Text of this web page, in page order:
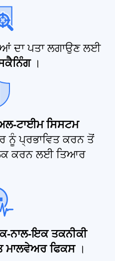
ਦਾ ਪਤਾ ਲਗਾਉਣ ਲਈ
।
ਟਾਈਮ ਸਿਸਟਮ
ਨੂੰ ਪ੍ਰਭਾਵਿਤ ਕਰਨ ਤੋਂ
ਕਰਨ ਲਈ ਤਿਆਰ
ਨਾਲ-ਇਕ ਤਕਨੀਕੀ
ਮਾਲਵੇਅਰ ਫਿਕਸ।